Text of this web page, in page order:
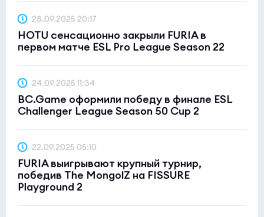
28.09.2025 20:17
HOTU сенсационно закрыли FURIA в
первом матче ESL Pro League Season 22
24.09.2025 11:34
BC.Game оформили победу в финале ESL
Challenger League Season 50 Cup 2
22.09.2025 05:10
FURIA выигрывают крупный турнир,
победив The MongolZ на FISSURE
Playground 2